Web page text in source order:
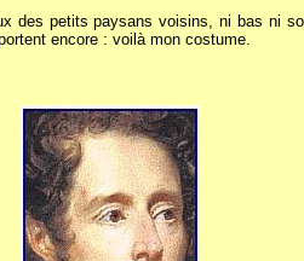
petits paysans voisins, ni bas ni
encore : voilà mon costume.